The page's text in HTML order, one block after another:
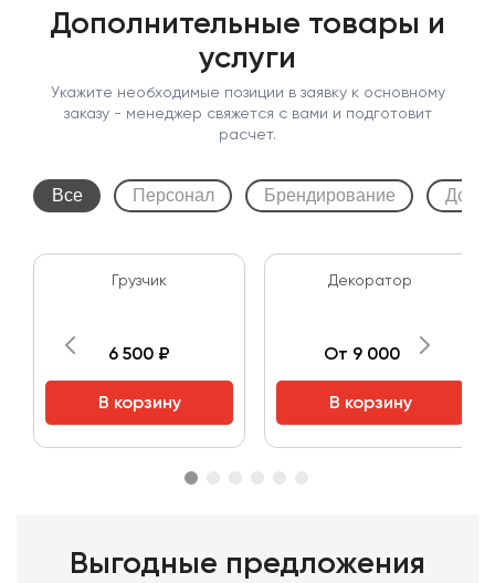
Дополнительные товары и
услуги
Укажите необходимые позиции в заявку к основному
заказу - менеджер свяжется с вами и подготовит
расчет.
Все Персонал Брендирование
Грузчик
6 500 ₽
В корзину
Декоратор
От 9 000 ₽
В корзину
Выгодные предложения